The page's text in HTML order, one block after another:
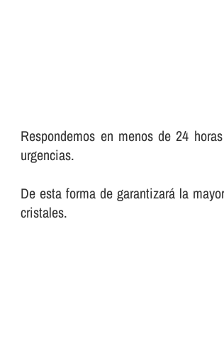
Respondemos en menos de 24
urgencias.
De esta forma de garantizará la
cristales.